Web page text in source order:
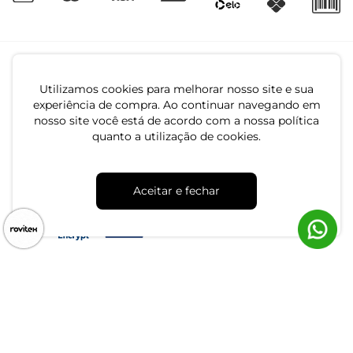
Utilizamos cookies para melhorar nosso site e sua
experiência de compra. Ao continuar navegando em
nosso site você está de acordo com a nossa política
quanto a utilização de cookies.
Aceitar e fechar
CNPJ: 79.233.672/0001-05
Av. Maria Marangoni, 391 - 89129-080 - Luiz Alves - SC